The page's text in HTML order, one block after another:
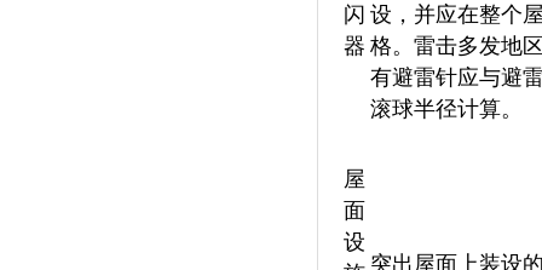
闪
器
设，并应在整个
格。雷击多发地
有避雷针应与避
滚球半径计算。
屋
面
设
突出屋面上装设